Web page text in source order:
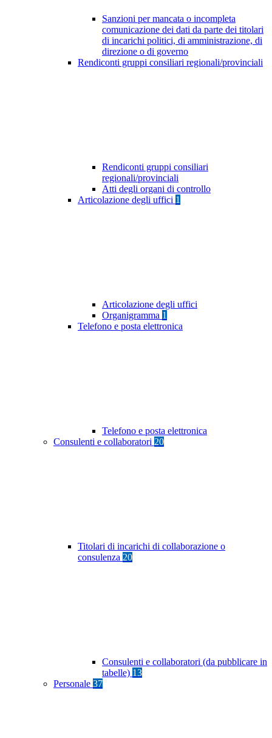
Sanzioni per mancata o incompleta
comunicazione dei dati da parte dei titolari
di incarichi politici, di amministrazione, di
direzione o di governo
Rendiconti gruppi consiliari regionali/provinciali
Rendiconti gruppi consiliari
regionali/provinciali
Atti degli organi di controllo
Articolazione degli uffici 1
Articolazione degli uffici
Organigramma 1
Telefono e posta elettronica
Telefono e posta elettronica
Consulenti e collaboratori 20
Titolari di incarichi di collaborazione o
consulenza 20
Consulenti e collaboratori (da pubblicare in
tabelle) 13
Personale 37